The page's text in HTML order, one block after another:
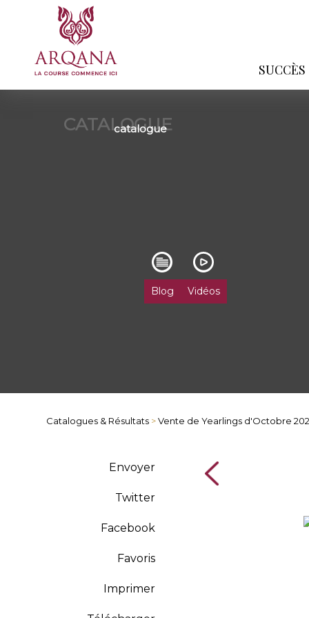
SUCCÈS
CATALOGUE
catalogue
Blog Vidéos
Catalogues & Résultats >Vente de Yearlings d'Octobre
Envoyer
Twitter
Facebook
Favoris
Imprimer